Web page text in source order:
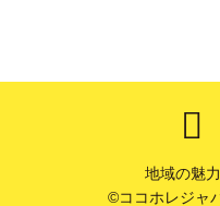
地域の魅
©ココホレジャ